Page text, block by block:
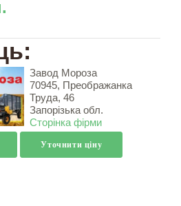
Завод Мороза
70945, Преображанка
Труда, 46
Запорізька обл.
Сторінка фірми
Уточнити ціну